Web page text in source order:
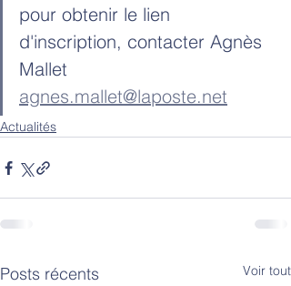
pour obtenir le lien
d'inscription, contacter Agnès
Mallet
agnes.mallet@laposte.net
Actualités
Posts récents Voir tout